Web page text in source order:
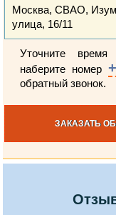
Москва, СВАО,
улица, 16/11
Уточните время
наберите номер
обратный звонок.
ЗАКАЗАТЬ